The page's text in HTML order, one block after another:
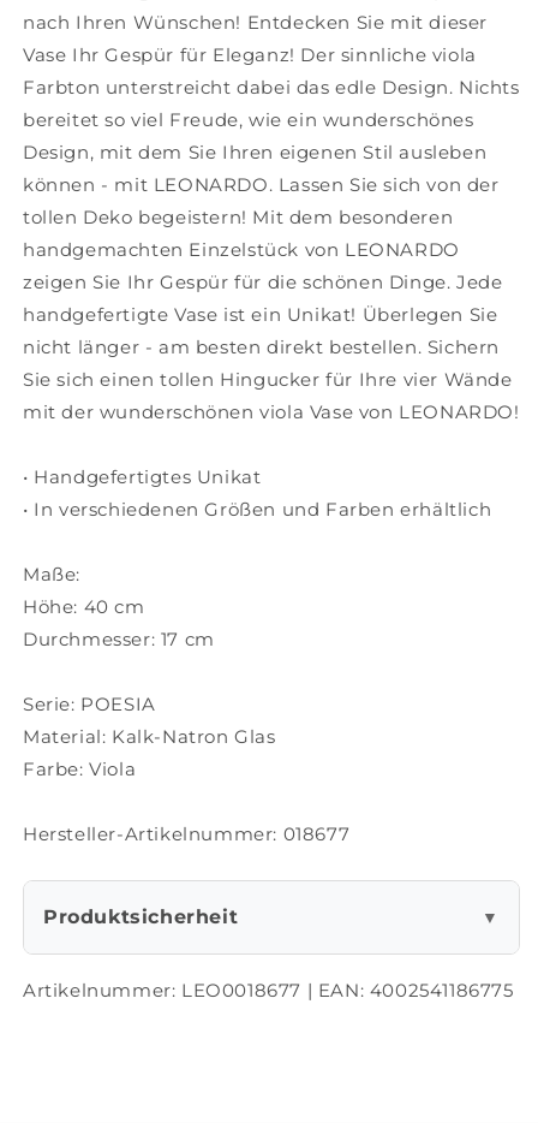
018677
018677
nach Ihren Wünschen! Entdecken Sie mit dieser
Vase Ihr Gespür für Eleganz! Der sinnliche viola
Farbton unterstreicht dabei das edle Design. Nichts
bereitet so viel Freude, wie ein wunderschönes
Design, mit dem Sie Ihren eigenen Stil ausleben
können - mit LEONARDO. Lassen Sie sich von der
tollen Deko begeistern! Mit dem besonderen
handgemachten Einzelstück von LEONARDO
zeigen Sie Ihr Gespür für die schönen Dinge. Jede
handgefertigte Vase ist ein Unikat! Überlegen Sie
nicht länger - am besten direkt bestellen. Sichern
Sie sich einen tollen Hingucker für Ihre vier Wände
mit der wunderschönen viola Vase von LEONARDO!
• Handgefertigtes Unikat
• In verschiedenen Größen und Farben erhältlich
Maße:
Höhe: 40 cm
Durchmesser: 17 cm
Serie: POESIA
Material: Kalk-Natron Glas
Farbe: Viola
Hersteller-Artikelnummer: 018677
Produktsicherheit ▼
Artikelnummer: LEO0018677 | EAN: 4002541186775